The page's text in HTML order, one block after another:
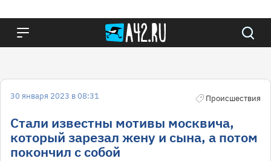
30 января 2023 в 08:31 Происшествия
Стали известны мотивы москвича,
который зарезал жену и сына, а потом
покончил с собой